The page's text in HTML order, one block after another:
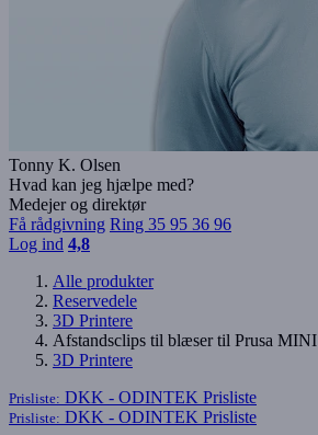
Tonny K. Olsen
Hvad kan jeg hjælpe med?
Medejer og direktør
Få rådgivning Ring 35 95 36 96
Log ind 4,8
Alle produkter
Reservedele
3D Printere
Afstandsclips til blæser til Prusa MINI
3D Printere
Prisliste: DKK - ODINTEK Prisliste
Prisliste: DKK - ODINTEK Prisliste